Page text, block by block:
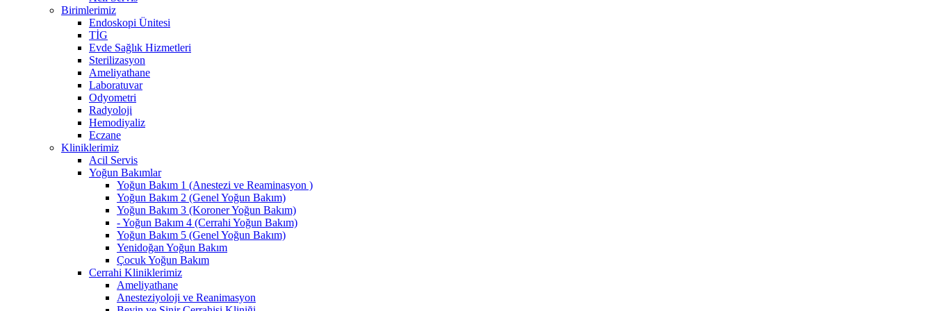
Birimlerimiz
Endoskopi Ünitesi
TİG
Evde Sağlık Hizmetleri
Sterilizasyon
Ameliyathane
Laboratuvar
Odyometri
Radyoloji
Hemodiyaliz
Eczane
Kliniklerimiz
Acil Servis
Yoğun Bakımlar
Yoğun Bakım 1 (Anestezi ve Reaminasyon )
Yoğun Bakım 2 (Genel Yoğun Bakım)
Yoğun Bakım 3 (Koroner Yoğun Bakım)
- Yoğun Bakım 4 (Cerrahi Yoğun Bakım)
Yoğun Bakım 5 (Genel Yoğun Bakım)
Yenidoğan Yoğun Bakım
Çocuk Yoğun Bakım
Cerrahi Kliniklerimiz
Ameliyathane
Anesteziyoloji ve Reanimasyon